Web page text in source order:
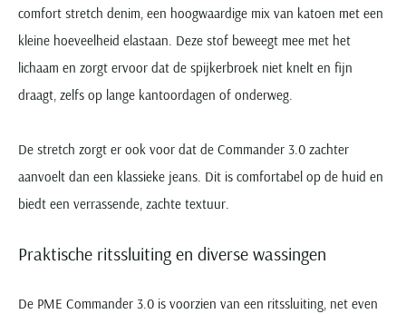
comfort stretch denim, een hoogwaardige mix van katoen met een
kleine hoeveelheid elastaan. Deze stof beweegt mee met het
lichaam en zorgt ervoor dat de spijkerbroek niet knelt en fijn
draagt, zelfs op lange kantoordagen of onderweg.
De stretch zorgt er ook voor dat de Commander 3.0 zachter
aanvoelt dan een klassieke jeans. Dit is comfortabel op de huid en
biedt een verrassende, zachte textuur.
Praktische ritssluiting en diverse wassingen
De PME Commander 3.0 is voorzien van een ritssluiting, net even